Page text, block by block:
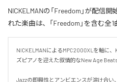
NICKELMANの「Freedom」が配信
れた楽曲は、「Freedom」を含む全1
NICKELMANによるMPC2000XLを軸に
ズピアノを迎えた叙情的なNew Age Beats
Jazzの即興性とアンビエンスが溶け合い